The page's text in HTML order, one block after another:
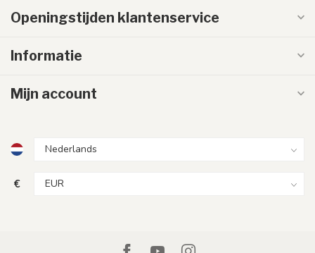
Openingstijden klantenservice
Informatie
Mijn account
€